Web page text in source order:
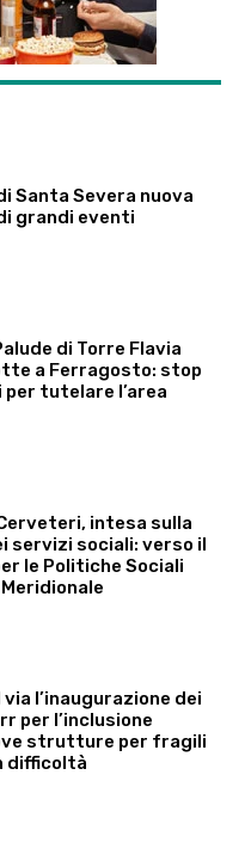
Santa Severa nuova
grandi eventi
di Torre Flavia
a Ferragosto: stop
per tutelare l’area
intesa sulla
servizi sociali: verso il
le Politiche Sociali
l’inaugurazione dei
per l’inclusione
strutture per fragili
difficoltà